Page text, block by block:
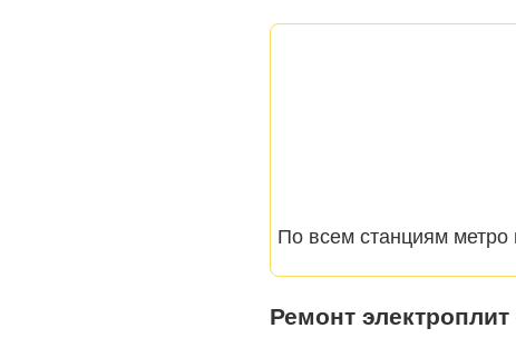
По всем станциям метро
Ремонт